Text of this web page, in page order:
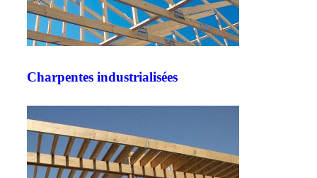
Charpentes industrialisées